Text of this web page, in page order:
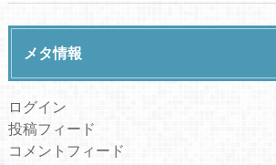
メタ情報
ログイン
投稿フィード
コメントフィード